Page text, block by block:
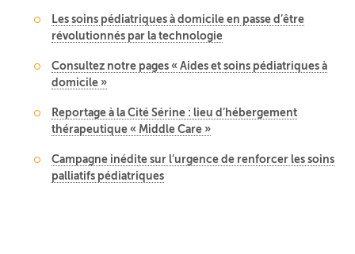
Les soins pédiatriques à domicile en passe d’être
révolutionnés par la technologie
Consultez notre pages « Aides et soins pédiatriques à
domicile »
Reportage à la Cité Sérine : lieu d’hébergement
thérapeutique « Middle Care »
Campagne inédite sur l’urgence de renforcer les soins
palliatifs pédiatriques